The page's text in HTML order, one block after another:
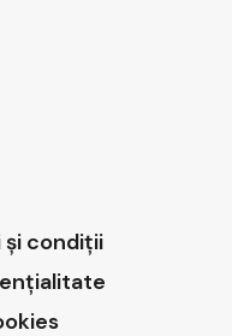
și condiții